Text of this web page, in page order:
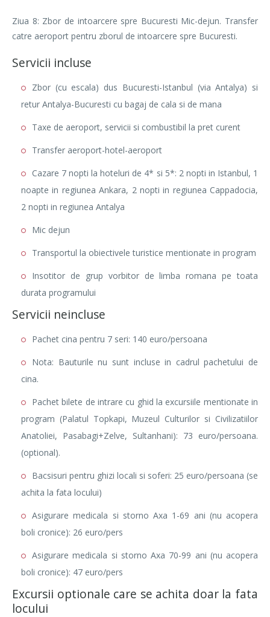
Ziua 8: Zbor de intoarcere spre Bucuresti Mic-dejun. Transfer
catre aeroport pentru zborul de intoarcere spre Bucuresti.
Servicii incluse
Zbor (cu escala) dus Bucuresti-Istanbul (via Antalya) si
retur Antalya-Bucuresti cu bagaj de cala si de mana
Taxe de aeroport, servicii si combustibil la pret curent
Transfer aeroport-hotel-aeroport
Cazare 7 nopti la hoteluri de 4* si 5*: 2 nopti in Istanbul, 1
noapte in regiunea Ankara, 2 nopti in regiunea Cappadocia,
2 nopti in regiunea Antalya
Mic dejun
Transportul la obiectivele turistice mentionate in program
Insotitor de grup vorbitor de limba romana pe toata
durata programului
Servicii neincluse
Pachet cina pentru 7 seri: 140 euro/persoana
Nota: Bauturile nu sunt incluse in cadrul pachetului de
cina.
Pachet bilete de intrare cu ghid la excursiile mentionate in
program (Palatul Topkapi, Muzeul Culturilor si Civilizatiilor
Anatoliei, Pasabagi+Zelve, Sultanhani): 73 euro/persoana.
(optional).
Bacsisuri pentru ghizi locali si soferi: 25 euro/persoana (se
achita la fata locului)
Asigurare medicala si storno Axa 1-69 ani (nu acopera
boli cronice): 26 euro/pers
Asigurare medicala si storno Axa 70-99 ani (nu acopera
boli cronice): 47 euro/pers
Excursii optionale care se achita doar la fata
locului